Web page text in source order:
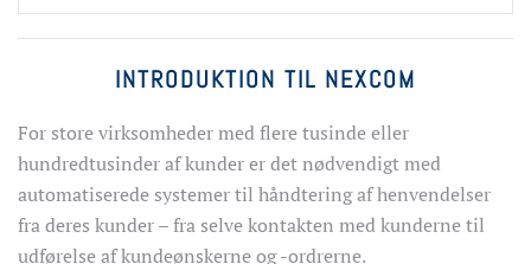
INTRODUKTION TIL NEXCOM
For store virksomheder med flere tusinde eller
hundredtusinder af kunder er det nødvendigt med
automatiserede systemer til håndtering af henvendelser
fra deres kunder – fra selve kontakten med kunderne til
udførelse af kundeønskerne og -ordrerne.